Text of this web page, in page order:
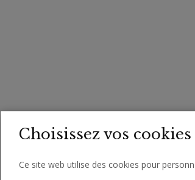
Choisissez vos cookies
Ce site web utilise des cookies pour